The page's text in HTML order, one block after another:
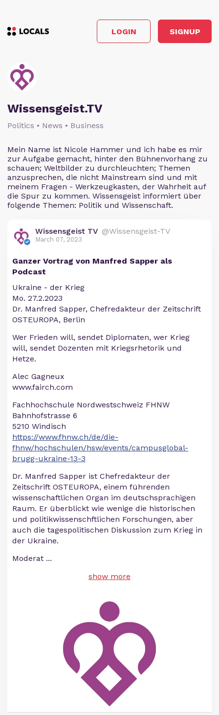
LOGIN SIGNUP
Wissensgeist.TV
Politics • News • Business
Mein Name ist Nicole Hammer und ich habe es mir
zur Aufgabe gemacht, hinter den Bühnenvorhang zu
schauen; Weltbilder zu durchleuchten; Themen
anzusprechen, die nicht Mainstream sind und mit
meinem Fragen - Werkzeugkasten, der Wahrheit auf
die Spur zu kommen. Wissensgeist informiert über
folgende Themen: Politik und Wissenschaft.
Wissensgeist TV @Wissensgeist-TV
March 07, 2023
Ganzer Vortrag von Manfred Sapper als
Podcast
Ukraine - der Krieg
Mo. 27.2.2023
Dr. Manfred Sapper, Chefredakteur der Zeitschrift
OSTEUROPA, Berlin
Wer Frieden will, sendet Diplomaten, wer Krieg
will, sendet Dozenten mit Kriegsrhetorik und
Hetze.
Alec Gagneux
www.fairch.com
Fachhochschule Nordwestschweiz FHNW
Bahnhofstrasse 6
5210 Windisch
https://www.fhnw.ch/de/die-
fhnw/hochschulen/hsw/events/campusglobal-
brugg-ukraine-13-3
Dr. Manfred Sapper ist Chefredakteur der
Zeitschrift OSTEUROPA, einem führenden
wissenschaftlichen Organ im deutschsprachigen
Raum. Er überblickt wie wenige die historischen
und politikwissenschftlichen Forschungen, aber
auch die tagespolitischen Diskussion zum Krieg in
der Ukraine.
Moderat ...
show more